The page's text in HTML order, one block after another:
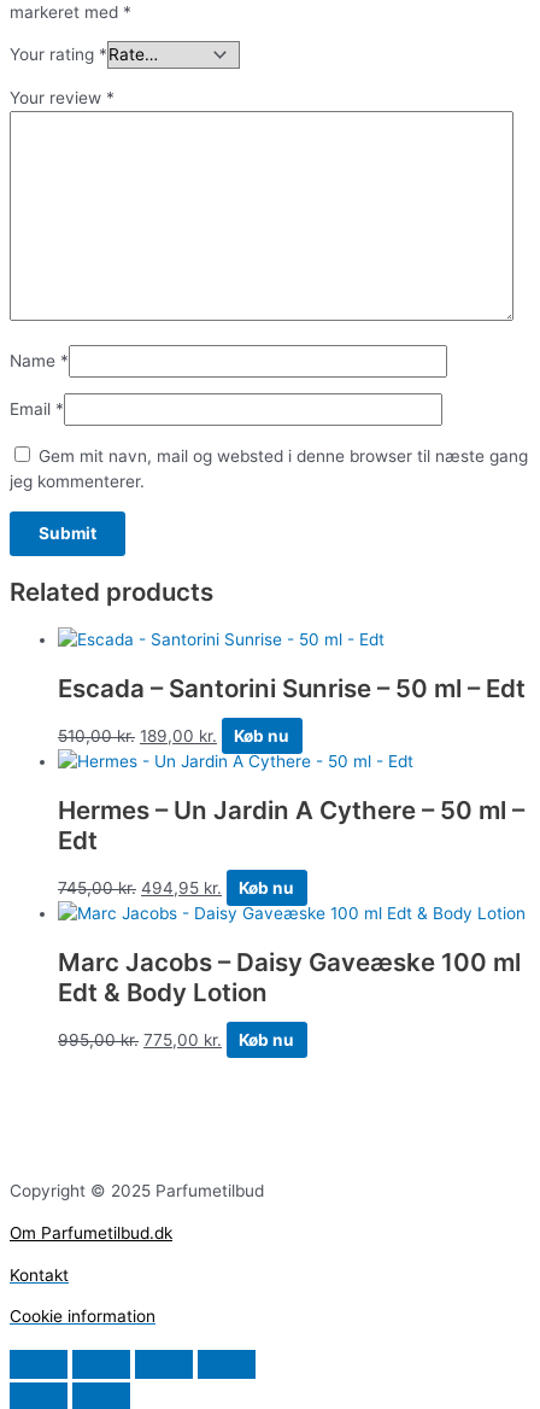
markeret med *
Your rating *
Your review *
Name *
Email *
Gem mit navn, mail og websted i denne browser til næste gang
jeg kommenterer.
Related products
Escada – Santorini Sunrise – 50 ml – Edt
510,00kr. 189,00 kr. Køb nu
Hermes – Un Jardin A Cythere – 50 ml –
Edt
745,00kr. 494,95 kr. Køb nu
Marc Jacobs – Daisy Gaveæske 100 ml
Edt & Body Lotion
995,00kr. 775,00 kr. Køb nu
Copyright © 2025 Parfumetilbud
Om Parfumetilbud.dk
Kontakt
Cookie information